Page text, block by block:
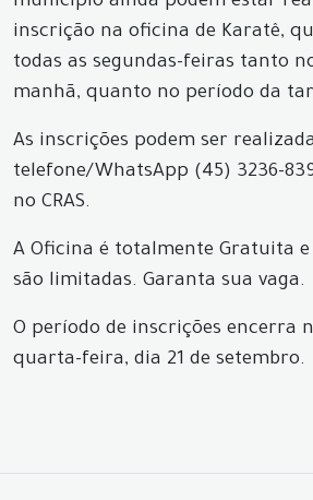
inscrição na oficina de Karatê,
todas as segundas-feiras tanto
manhã, quanto no período da
As inscrições podem ser
telefone/WhatsApp (45) 3236-
no CRAS.
A Oficina é totalmente Gratuita e
são limitadas. Garanta sua vaga.
O período de inscrições encerra
quarta-feira, dia 21 de setembro.